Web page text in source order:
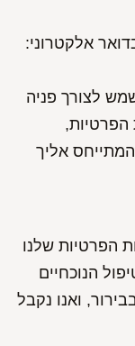
אלקטרוני:
לצורך פניה
הפרטיות,
המתייחס אליך
הפרטיות שלנו
הנוכחיים
ואנו נקבל